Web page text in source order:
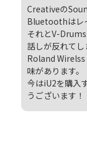
Creativeの
Bluetoothはレ
それとV-Drums
話しが反れて
Roland
味があります。
今はiU2を購入
うございます！